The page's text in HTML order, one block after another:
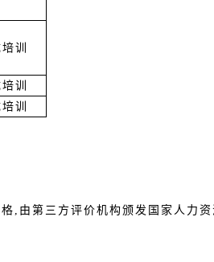
训
训
训
,由第三方评价机构颁发国家人力